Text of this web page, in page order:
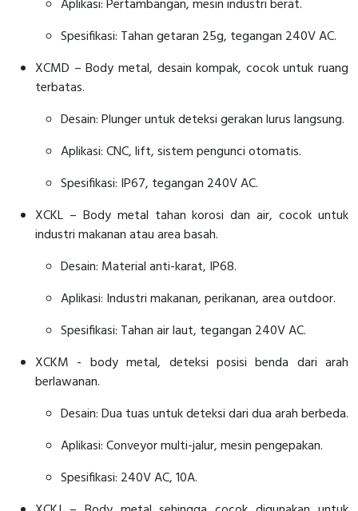
Aplikasi: Pertambangan, mesin industri berat.
Spesifikasi: Tahan getaran 25g, tegangan 240V AC.
XCMD – Body metal, desain kompak, cocok untuk ruang
terbatas.
Desain: Plunger untuk deteksi gerakan lurus langsung.
Aplikasi: CNC, lift, sistem pengunci otomatis.
Spesifikasi: IP67, tegangan 240V AC.
XCKL – Body metal tahan korosi dan air, cocok untuk
industri makanan atau area basah.
Desain: Material anti-karat, IP68.
Aplikasi: Industri makanan, perikanan, area outdoor.
Spesifikasi: Tahan air laut, tegangan 240V AC.
XCKM - body metal, deteksi posisi benda dari arah
berlawanan.
Desain: Dua tuas untuk deteksi dari dua arah berbeda.
Aplikasi: Conveyor multi-jalur, mesin pengepakan.
Spesifikasi: 240V AC, 10A.